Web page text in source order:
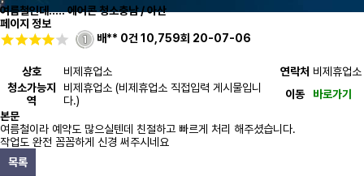
여름철인데..... 에어콘 청소충남 / 아산
페이지 정보
배** 0건 10,759회 20-07-06
상호 비제휴업소 연락처 비제휴업소
청소가능지
역
비제휴업소 (비제휴업소 직접입력 게시물입니
다.)
이동
바로가기
본문
여름철이라 예약도 많으실텐데 친절하고 빠르게 처리 해주셨습니다.
작업도 완전 꼼꼼하게 신경 써주시네요
목록